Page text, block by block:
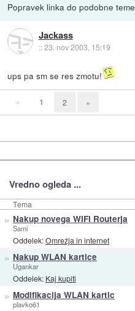
Popravek linka do podobne teme
Jackass
::23. nov 2003, 15:19
ups pa sm se res zmotu!
« 1 2 »
Vredno ogleda ...
Tema
» Nakup novega WIFI Routerja
Sami
Oddelek:Omrežja in internet
» Nakup WLAN kartice
Ugankar
Oddelek: Kaj kupiti
» Modifikacija WLAN kartic
plavko61